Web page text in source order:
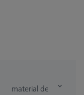
material del eje